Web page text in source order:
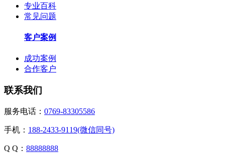
专业百科
常见问题
客户案例
成功案例
合作客户
联系我们
服务电话： 0769-83305586
手机： 188-2433-9119(微信同号)
Q Q： 88888888